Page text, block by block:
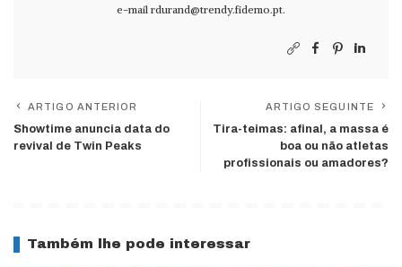
e-mail rdurand@trendy.fidemo.pt.
ARTIGO ANTERIOR
Showtime anuncia data do
revival de Twin Peaks
ARTIGO SEGUINTE
Tira-teimas: afinal, a massa é
boa ou não atletas
profissionais ou amadores?
Também lhe pode interessar